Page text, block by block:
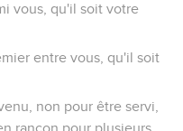
vous, qu'il soit votre
entre vous, qu'il soit
non pour être servi,
rançon pour plusieurs.